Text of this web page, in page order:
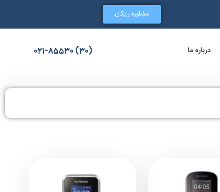
مشاوره رایگان
درباره ما (30) 021-85530